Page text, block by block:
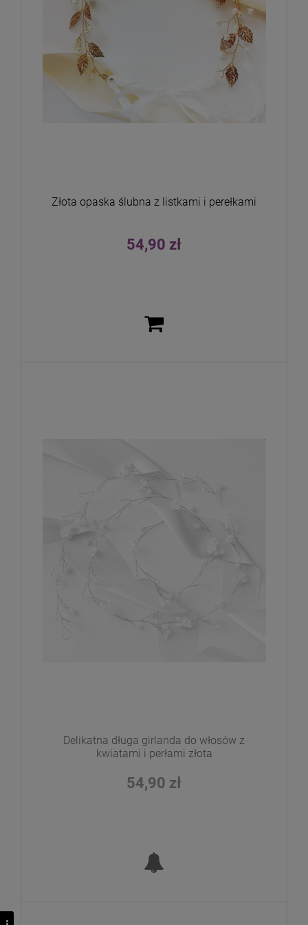
Złota opaska ślubna z listkami i perełkami
54,90 zł
Delikatna długa girlanda do włosów z
kwiatami i perłami złota
54,90 zł